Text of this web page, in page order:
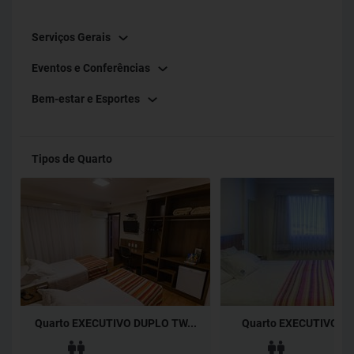
Serviços Gerais
Eventos e Conferências
Bem-estar e Esportes
Tipos de Quarto
Quarto EXECUTIVO DUPLO TW... Quarto EXECUTIVO